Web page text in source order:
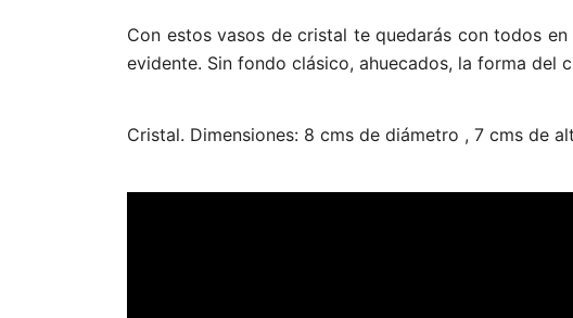
Con estos vasos de cristal te quedarás con todos
evidente. Sin fondo clásico, ahuecados, la forma del
Cristal. Dimensiones: 8 cms de diámetro , 7 cms de